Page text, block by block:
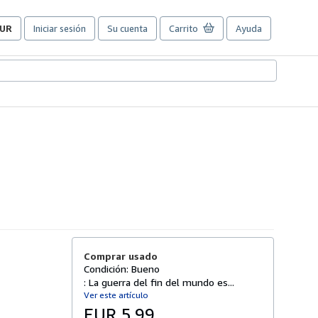
Iniciar sesión Su cuenta Carrito Ayuda
Comprar usado
Condición: Bueno
: La guerra del fin del mundo es...
Ver este artículo